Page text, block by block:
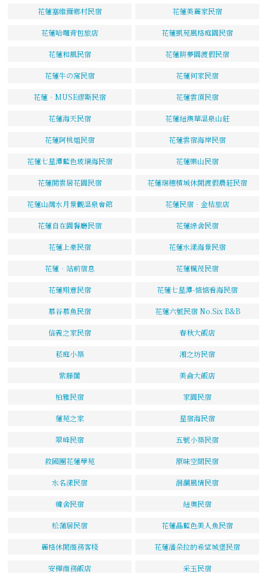
花蓮塞維爾鄉村民宿 花蓮美麗家民宿
花蓮哈囉背包旅店 花蓮凱苑風格庭園民宿
花蓮和風民宿 花蓮耕夢園渡假民宿
花蓮牛の窩民宿 花蓮何家民宿
花蓮‧MUSE繆斯民宿 花蓮雲頂民宿
花蓮海天民宿 花蓮紐澳華溫泉山莊
花蓮阿桃姐民宿 花蓮雲宿海岸民宿
花蓮七星潭藍色玻璃海民宿 花蓮樂山民宿
花蓮閒雲居花園民宿 花蓮瑞穗檳城休閒渡假農莊民宿
花蓮山灣水月景觀溫泉會館 花蓮民宿．金桔旅店
花蓮自在園餐廳民宿 花蓮綠舍民宿
花蓮上豪民宿 花蓮水漾海景民宿
花蓮‧站前宿息 花蓮楓茂民宿
花蓮翔意民宿 花蓮七星潭-惦惦看海民宿
慕谷慕魚民宿 花蓮六號民宿 No.Six B&B
信義之家民宿 春秋大飯店
菘庭小築 湘之坊民宿
紫藤閣 美侖大飯店
柏雅民宿 家園民宿
蓮苑之家 星宿海民宿
翠峰民宿 五號小築民宿
救國團花蓮學苑 原味空間民宿
水名漾民宿 洄瀾風情民宿
韓舍民宿 紐奧民宿
松蒲居民宿 花蓮晶藍色美人魚民宿
麗格休閒商務客棧 花蓮潘朵拉的希望城堡民宿
安樺商務飯店 采玉民宿